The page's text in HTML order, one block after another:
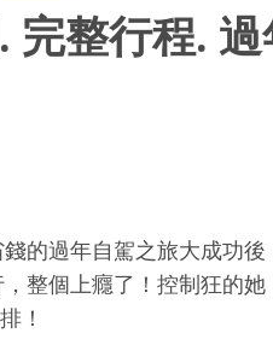
完整行程.
的過年自駕之旅大成功
整個上癮了！控制狂的
！